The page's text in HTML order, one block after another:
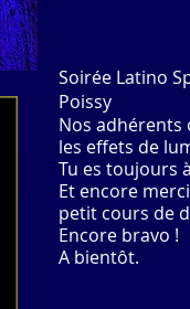
Soirée Latino
Poissy
Nos adhérents
les effets de
Tu es toujours
Et encore
petit cours de
Encore bravo !
A bientôt.